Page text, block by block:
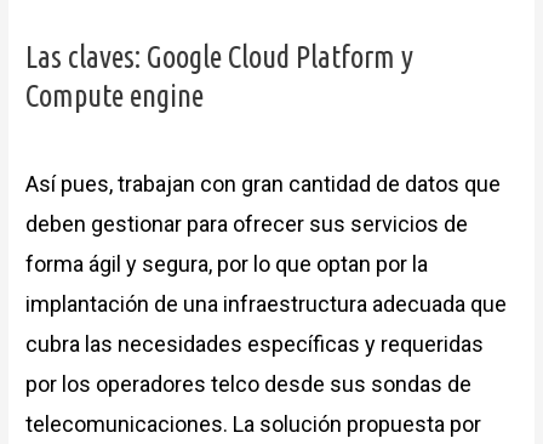
Las claves: Google Cloud Platform y
Compute engine
Así pues, trabajan con gran cantidad de datos que
deben gestionar para ofrecer sus servicios de
forma ágil y segura, por lo que optan por la
implantación de una infraestructura adecuada que
cubra las necesidades específicas y requeridas
por los operadores telco desde sus sondas de
telecomunicaciones. La solución propuesta por